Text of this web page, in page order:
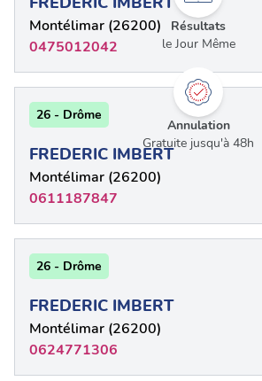
Résultats
le Jour Même
Annulation
Gratuite jusqu'à 48h
Montélimar (26200)
0475012042
26 - Drôme
FREDERIC IMBERT
Montélimar (26200)
0611187847
26 - Drôme
FREDERIC IMBERT
Montélimar (26200)
0624771306